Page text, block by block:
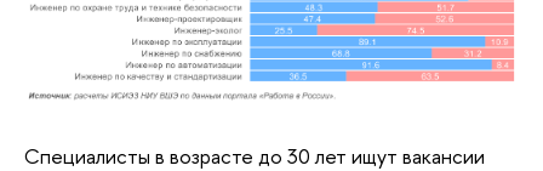
Специалисты в возрасте до 30 лет ищут вакансии